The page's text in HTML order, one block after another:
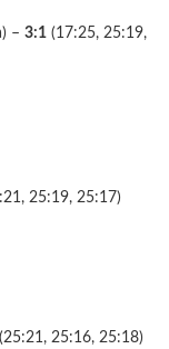
– 3:1 (17:25, 25:19,
25:19, 25:17)
(25:21, 25:16, 25:18)